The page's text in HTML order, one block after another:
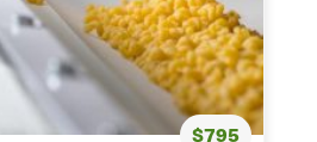
$795